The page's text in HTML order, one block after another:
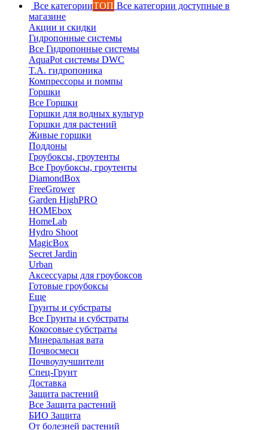
Все категорииТОП Все категории доступные в
магазине
Акции и скидки
Гидропонные системы
Все Гидропонные системы
AquaPot системы DWC
T.A. гидропоника
Компрессоры и помпы
Горшки
Все Горшки
Горшки для водных культур
Горшки для растений
Живые горшки
Поддоны
Гроубоксы, гроутенты
Все Гроубоксы, гроутенты
DiamondBox
FreeGrower
Garden HighPRO
HOMEbox
HomeLab
Hydro Shoot
MagicBox
Secret Jardin
Urban
Аксессуары для гроубоксов
Готовые гроубоксы
Еще
Грунты и субстраты
Все Грунты и субстраты
Кокосовые субстраты
Минеральная вата
Почвосмеси
Почвоулучшители
Спец-Грунт
Доставка
Защита растений
Все Защита растений
БИО Защита
От болезней растений